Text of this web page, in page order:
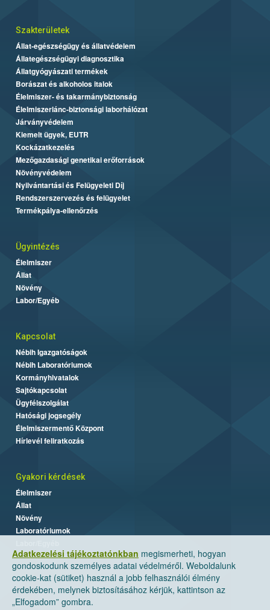
Adatkezelési tájékoztatónkban megismerheti, hogyan
gondoskodunk személyes adatai védelméről. Weboldalunk
cookie-kat (sütiket) használ a jobb felhasználói élmény
érdekében, melynek biztosításához kérjük, kattintson az
„Elfogadom” gombra.
Szakterületek
Állat-egészségügy és állatvédelem
Állategészségügyi diagnosztika
Állatgyógyászati termékek
Borászat és alkoholos italok
Élelmiszer- és takarmánybiztonság
Élelmiszerlánc-biztonsági laborhálózat
Járványvédelem
Kiemelt ügyek, EUTR
Kockázatkezelés
Mezőgazdasági genetikai erőforrások
Növényvédelem
Nyilvántartási és Felügyeleti Díj
Rendszerszervezés és felügyelet
Termékpálya-ellenőrzés
Ügyintézés
Élelmiszer
Állat
Növény
Labor/Egyéb
Kapcsolat
Nébih Igazgatóságok
Nébih Laboratóriumok
Kormányhivatalok
Sajtókapcsolat
Ügyfélszolgálat
Hatósági jogsegély
Élelmiszermentő Központ
Hírlevél feliratkozás
Gyakori kérdések
Élelmiszer
Állat
Növény
Laboratóriumok